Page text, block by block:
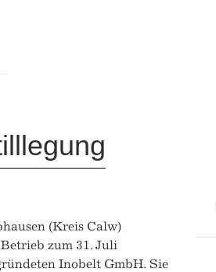
(Kreis Calw)
zum 31. Juli
Inobelt GmbH. Sie